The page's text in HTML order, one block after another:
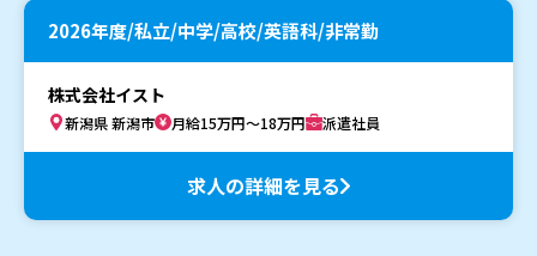
2026年度/私立/中学/高校/英語科/非常勤
株式会社イスト
新潟県 新潟市 月給15万円～18万円 派遣社員
求人の詳細を見る